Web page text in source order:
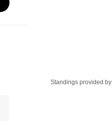
Standings provided by